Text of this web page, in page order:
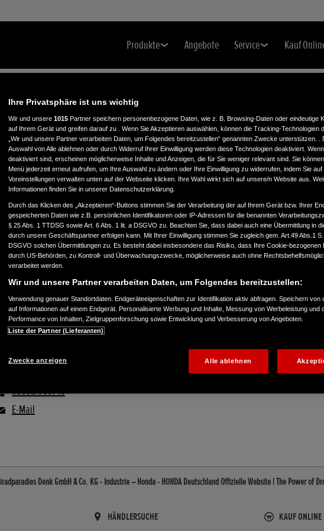
Produkte Angebote Service Kauf
KG
08583/960740
E-Mail
Denk GmbH & Co. KG - Industrie – Honda - HONDA Deutschland Offizielle Website | The Power of
HÄNDLERSUCHE KAUF ONLINE
Ihre Privatsphäre ist uns wichtig
Wir und unsere 1015 Partner speichern personenbezogene Daten, wie z. B. Browsing-Daten oder eindeutige
auf Ihrem Gerät und greifen darauf zu . Wenn Sie Akzeptieren auswählen, können die Tracking-Technologien
„Wir und unsere Partner verarbeiten Daten, um Folgendes bereitzustellen“ genannten Zwecke unterstützen. .
Auswahl von Alle ablehnen oder durch Widerruf Ihrer Einwilligung werden diese Technologien deaktiviert.
deaktiviert sind, erscheinen möglicherweise Inhalte und Anzeigen, die für Sie weniger relevant sind. Sie
Menü jederzeit erneut aufrufen, um Ihre Auswahl zu ändern oder Ihre Einwilligung zu widerrufen, indem Sie auf
Voreinstellungen verwalten unten auf der Webseite klicken. Ihre Wahl wirkt sich auf unsere/n Website aus.
Informationen finden Sie in unserer Datenschutzerklärung.
Durch das Klicken des „Akzeptieren“-Buttons stimmen Sie der Verarbeitung der auf Ihrem Gerät bzw. Ihrer
gespeicherten Daten wie z.B. persönlichen Identifikatoren oder IP-Adressen für die benannten
§ 25 Abs. 1 TTDSG sowie Art. 6 Abs. 1 lit. a DSGVO zu. Beachten Sie, dass dabei auch eine Übermittlung in
durch unsere Geschäftspartner erfolgen kann. Mit Ihrer Einwilligung stimmen Sie zugleich gem. Art.49 Abs.1
DSGVO solchen Übermittlungen zu. Es besteht dabei insbesondere das Risiko, dass Ihre Cookie-bezogenen
durch US-Behörden, zu Kontroll- und Überwachungszwecke, möglicherweise auch ohne
verarbeitet werden.
Wir und unsere Partner verarbeiten Daten, um Folgendes bereitzustellen:
Verwendung genauer Standortdaten. Endgeräteeigenschaften zur Identifikation aktiv abfragen. Speichern von
auf Informationen auf einem Endgerät. Personalisierte Werbung und Inhalte, Messung von Werbeleistung und
Performance von Inhalten, Zielgruppenforschung sowie Entwicklung und Verbesserung von Angeboten.
Liste der Partner (Lieferanten)
Zwecke anzeigen Alle ablehnen